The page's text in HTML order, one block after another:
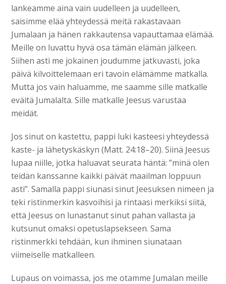
lankeamme aina vain uudelleen ja uudelleen,
saisimme elää yhteydessä meitä rakastavaan
Jumalaan ja hänen rakkautensa vapauttamaa elämää.
Meille on luvattu hyvä osa tämän elämän jälkeen.
Siihen asti me jokainen joudumme jatkuvasti, joka
päivä kilvoittelemaan eri tavoin elämämme matkalla.
Mutta jos vain haluamme, me saamme sille matkalle
eväitä Jumalalta. Sille matkalle Jeesus varustaa
meidät.
Jos sinut on kastettu, pappi luki kasteesi yhteydessä
kaste- ja lähetyskäskyn (Matt. 24:18–20). Siinä Jeesus
lupaa niille, jotka haluavat seurata häntä: ”minä olen
teidän kanssanne kaikki päivät maailman loppuun
asti”. Samalla pappi siunasi sinut Jeesuksen nimeen ja
teki ristinmerkin kasvoihisi ja rintaasi merkiksi siitä,
että Jeesus on lunastanut sinut pahan vallasta ja
kutsunut omaksi opetuslapsekseen. Sama
ristinmerkki tehdään, kun ihminen siunataan
viimeiselle matkalleen.
Lupaus on voimassa, jos me otamme Jumalan meille